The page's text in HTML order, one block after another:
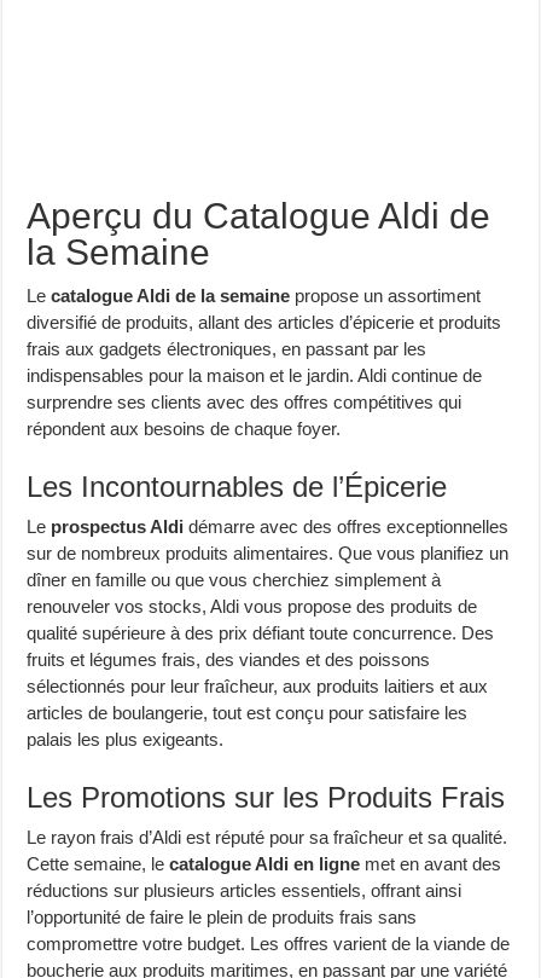
Aperçu du Catalogue Aldi de
la Semaine
Lecatalogue Aldi de la semaine propose un assortiment
diversifié de produits, allant des articles d’épicerie et produits
frais aux gadgets électroniques, en passant par les
indispensables pour la maison et le jardin. Aldi continue de
surprendre ses clients avec des offres compétitives qui
répondent aux besoins de chaque foyer.
Les Incontournables de l’Épicerie
Le prospectus Aldi démarre avec des offres exceptionnelles
sur de nombreux produits alimentaires. Que vous planifiez un
dîner en famille ou que vous cherchiez simplement à
renouveler vos stocks, Aldi vous propose des produits de
qualité supérieure à des prix défiant toute concurrence. Des
fruits et légumes frais, des viandes et des poissons
sélectionnés pour leur fraîcheur, aux produits laitiers et aux
articles de boulangerie, tout est conçu pour satisfaire les
palais les plus exigeants.
Les Promotions sur les Produits Frais
Le rayon frais d’Aldi est réputé pour sa fraîcheur et sa qualité.
Cette semaine, lecatalogue Aldi en ligne met en avant des
réductions sur plusieurs articles essentiels, offrant ainsi
l’opportunité de faire le plein de produits frais sans
compromettre votre budget. Les offres varient de la viande de
boucherie aux produits maritimes, en passant par une variété